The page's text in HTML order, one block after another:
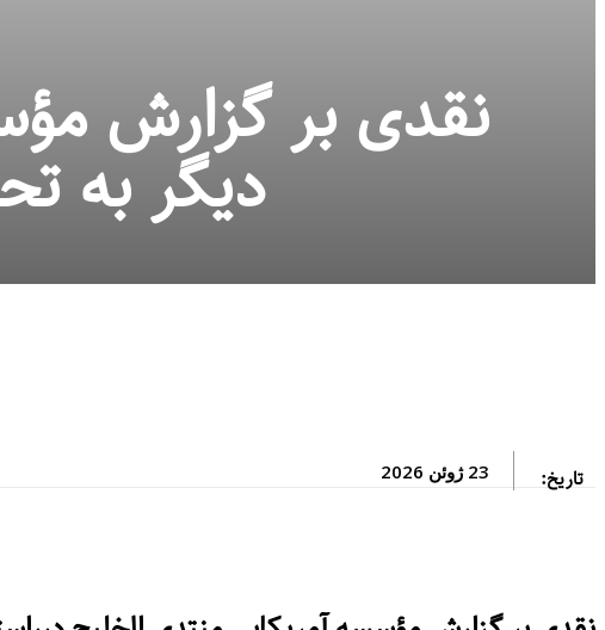
نقدی بر گزارش
دیگر به
تاریخ: 23 ژوئن 2026